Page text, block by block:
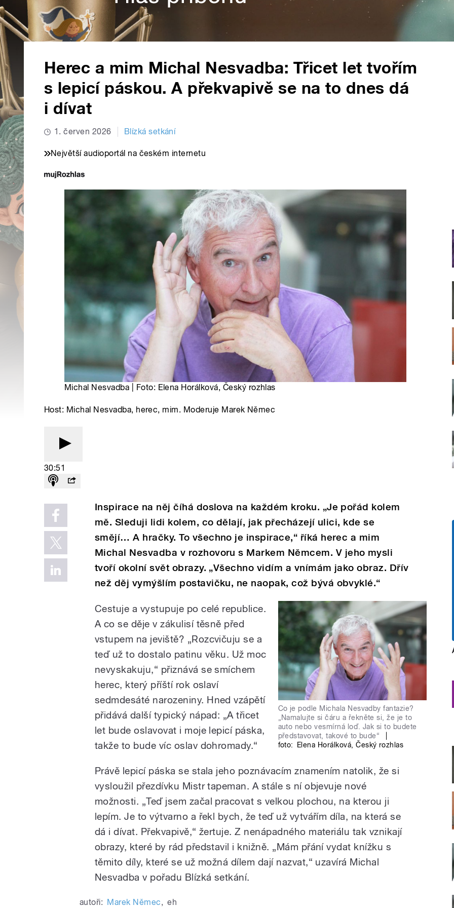
Herec a mim Michal Nesvadba: Třicet let tvořím
s lepicí páskou. A překvapivě se na to dnes dá
i dívat
1. červen 2026 Blízká setkání
Největší audioportál na českém internetu
Michal Nesvadba | Foto: Elena Horálková, Český rozhlas
Host: Michal Nesvadba, herec, mim. Moderuje Marek Němec
30:51
Inspirace na něj číhá doslova na každém kroku. „Je pořád kolem
mě. Sleduji lidi kolem, co dělají, jak přecházejí ulici, kde se
smějí… A hračky. To všechno je inspirace,“ říká herec a mim
Michal Nesvadba v rozhovoru s Markem Němcem. V jeho mysli
tvoří okolní svět obrazy. „Všechno vidím a vnímám jako obraz. Dřív
než děj vymýšlím postavičku, ne naopak, což bývá obvyklé.“
Co je podle Michala Nesvadby fantazie?
„Namalujte si čáru a řekněte si, že je to
auto nebo vesmírná loď. Jak si to budete
představovat, takové to bude“
foto:
Elena Horálková,Český rozhlas
Cestuje a vystupuje po celé republice.
A co se děje v zákulisí těsně před
vstupem na jeviště? „Rozcvičuju se a
teď už to dostalo patinu věku. Už moc
nevyskakuju,“ přiznává se smíchem
herec, který příští rok oslaví
sedmdesáté narozeniny. Hned vzápětí
přidává další typický nápad: „A třicet
let bude oslavovat i moje lepicí páska,
takže to bude víc oslav dohromady.“
Právě lepicí páska se stala jeho poznávacím znamením natolik, že si
vysloužil přezdívku Mistr tapeman. A stále s ní objevuje nové
možnosti. „Teď jsem začal pracovat s velkou plochou, na kterou ji
lepím. Je to výtvarno a řekl bych, že teď už vytvářím díla, na která se
dá i dívat. Překvapivě,“ žertuje. Z nenápadného materiálu tak vznikají
obrazy, které by rád představil i knižně. „Mám přání vydat knížku s
těmito díly, které se už možná dílem dají nazvat,“ uzavírá Michal
Nesvadba v pořadu Blízká setkání.
autoři: Marek Němec, eh